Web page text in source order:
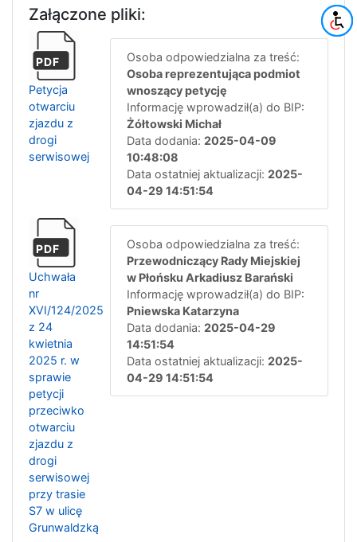
Załączone pliki:
PDF
Petycja
otwarciu
zjazdu z
drogi
serwisowej
Osoba odpowiedzialna za treść:
Osoba reprezentująca podmiot
wnoszący petycję
Informację wprowadził(a) do BIP:
Żółtowski Michał
Data dodania: 2025-04-09
10:48:08
Data ostatniej aktualizacji: 2025-
04-29 14:51:54
PDF
Uchwała
nr
XVI/124/2025
z 24
kwietnia
2025 r. w
sprawie
petycji
przeciwko
otwarciu
zjazdu z
drogi
serwisowej
przy trasie
S7 w ulicę
Grunwaldzką
Osoba odpowiedzialna za treść:
Przewodniczący Rady Miejskiej
w Płońsku Arkadiusz Barański
Informację wprowadził(a) do BIP:
Pniewska Katarzyna
Data dodania: 2025-04-29
14:51:54
Data ostatniej aktualizacji: 2025-
04-29 14:51:54